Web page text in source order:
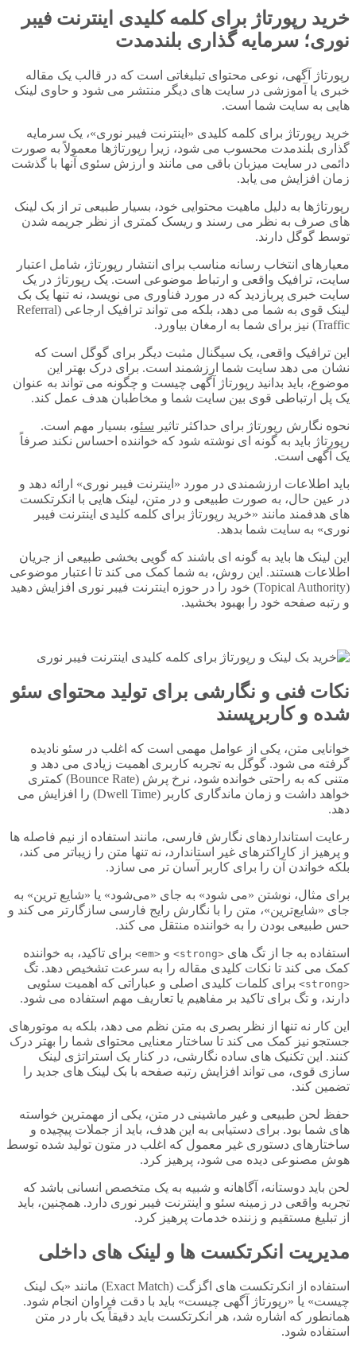
خرید رپورتاژ برای کلمه کلیدی اینترنت فیبر
نوری؛ سرمایه گذاری بلندمدت
رپورتاژ آگهی، نوعی محتوای تبلیغاتی است که در قالب یک مقاله
خبری یا آموزشی در سایت های دیگر منتشر می شود و حاوی لینک
هایی به سایت شما است.
خرید رپورتاژ برای کلمه کلیدی «اینترنت فیبر نوری»، یک سرمایه
گذاری بلندمدت محسوب می شود، زیرا رپورتاژها معمولاً به صورت
دائمی در سایت میزبان باقی می مانند و ارزش سئوی آنها با گذشت
زمان افزایش می یابد.
رپورتاژها به دلیل ماهیت محتوایی خود، بسیار طبیعی تر از بک لینک
های صرف به نظر می رسند و ریسک کمتری از نظر جریمه شدن
توسط گوگل دارند.
معیارهای انتخاب رسانه مناسب برای انتشار رپورتاژ، شامل اعتبار
سایت، ترافیک واقعی و ارتباط موضوعی است. یک رپورتاژ در یک
سایت خبری پربازدید که در مورد فناوری می نویسد، نه تنها یک بک
لینک قوی به شما می دهد، بلکه می تواند ترافیک ارجاعی (Referral
Traffic) نیز برای شما به ارمغان بیاورد.
این ترافیک واقعی، یک سیگنال مثبت دیگر برای گوگل است که
نشان می دهد سایت شما ارزشمند است. برای درک بهتر این
موضوع، باید بدانید رپورتاژ آگهی چیست و چگونه می تواند به عنوان
یک پل ارتباطی قوی بین سایت شما و مخاطبان هدف عمل کند.
نحوه نگارش رپورتاژ برای حداکثر تاثیر سئو، بسیار مهم است.
رپورتاژ باید به گونه ای نوشته شود که خواننده احساس نکند صرفاً
یک آگهی است.
باید اطلاعات ارزشمندی در مورد «اینترنت فیبر نوری» ارائه دهد و
در عین حال، به صورت طبیعی و در متن، لینک هایی با انکرتکست
های هدفمند مانند «خرید رپورتاژ برای کلمه کلیدی اینترنت فیبر
نوری» به سایت شما بدهد.
این لینک ها باید به گونه ای باشند که گویی بخشی طبیعی از جریان
اطلاعات هستند. این روش، به شما کمک می کند تا اعتبار موضوعی
(Topical Authority) خود را در حوزه اینترنت فیبر نوری افزایش دهید
و رتبه صفحه خود را بهبود بخشید.
نکات فنی و نگارشی برای تولید محتوای سئو
شده و کاربرپسند
خوانایی متن، یکی از عوامل مهمی است که اغلب در سئو نادیده
گرفته می شود. گوگل به تجربه کاربری اهمیت زیادی می دهد و
متنی که به راحتی خوانده شود، نرخ پرش (Bounce Rate) کمتری
خواهد داشت و زمان ماندگاری کاربر (Dwell Time) را افزایش می
دهد.
رعایت استانداردهای نگارش فارسی، مانند استفاده از نیم فاصله ها
و پرهیز از کاراکترهای غیر استاندارد، نه تنها متن را زیباتر می کند،
بلکه خواندن آن را برای کاربر آسان تر می سازد.
برای مثال، نوشتن «می شود» به جای «می‌شود» یا «شایع ترین» به
جای «شایع‌ترین»، متن را با نگارش رایج فارسی سازگارتر می کند و
حس طبیعی بودن را به خواننده منتقل می کند.
استفاده به جا از تگ های <strong> و <em>
برای تاکید، به خواننده
کمک می کند تا نکات کلیدی مقاله را به سرعت تشخیص دهد. تگ
<strong>
برای کلمات کلیدی اصلی و عباراتی که اهمیت سئویی
دارند، و تگ برای تاکید بر مفاهیم یا تعاریف مهم استفاده می شود.
این کار نه تنها از نظر بصری به متن نظم می دهد، بلکه به موتورهای
جستجو نیز کمک می کند تا ساختار معنایی محتوای شما را بهتر درک
کنند. این تکنیک های ساده نگارشی، در کنار یک استراتژی لینک
سازی قوی، می تواند افزایش رتبه صفحه با بک لینک های جدید را
تضمین کند.
حفظ لحن طبیعی و غیر ماشینی در متن، یکی از مهمترین خواسته
های شما بود. برای دستیابی به این هدف، باید از جملات پیچیده و
ساختارهای دستوری غیر معمول که اغلب در متون تولید شده توسط
هوش مصنوعی دیده می شود، پرهیز کرد.
لحن باید دوستانه، آگاهانه و شبیه به یک متخصص انسانی باشد که
تجربه واقعی در زمینه سئو و اینترنت فیبر نوری دارد. همچنین، باید
از تبلیغ مستقیم و زننده خدمات پرهیز کرد.
مدیریت انکرتکست ها و لینک های داخلی
استفاده از انکرتکست های اگزگت (Exact Match) مانند «بک لینک
چیست» یا «رپورتاژ آگهی چیست» باید با دقت فراوان انجام شود.
همانطور که اشاره شد، هر انکرتکست باید دقیقاً یک بار در متن
استفاده شود.